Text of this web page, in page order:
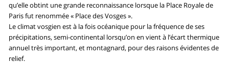
qu’elle obtint une grande reconnaissance lorsque la Place Royale de
Paris fut renommée « Place des Vosges ».
Le climat vosgien est à la fois océanique pour la fréquence de ses
précipitations, semi-continental lorsqu’on en vient à l’écart thermique
annuel très important, et montagnard, pour des raisons évidentes de
relief.